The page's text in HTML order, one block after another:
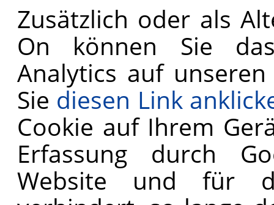
Zusätzlich oder als
On können Sie
Analytics auf
Sie diesen Link
Cookie auf Ihrem
Erfassung durch
Website und für